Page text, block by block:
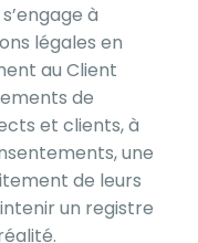
s’engage à
légales en
au Client
de
et clients, à
une
de leurs
un registre